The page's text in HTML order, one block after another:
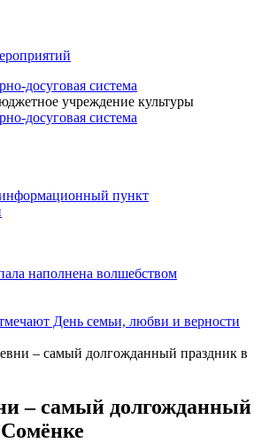
досуговая система
учреждение культуры
досуговая система
пункт
наполнена волшебством
День семьи, любви и верности
– самый долгожданный праздник в
– самый долгожданный